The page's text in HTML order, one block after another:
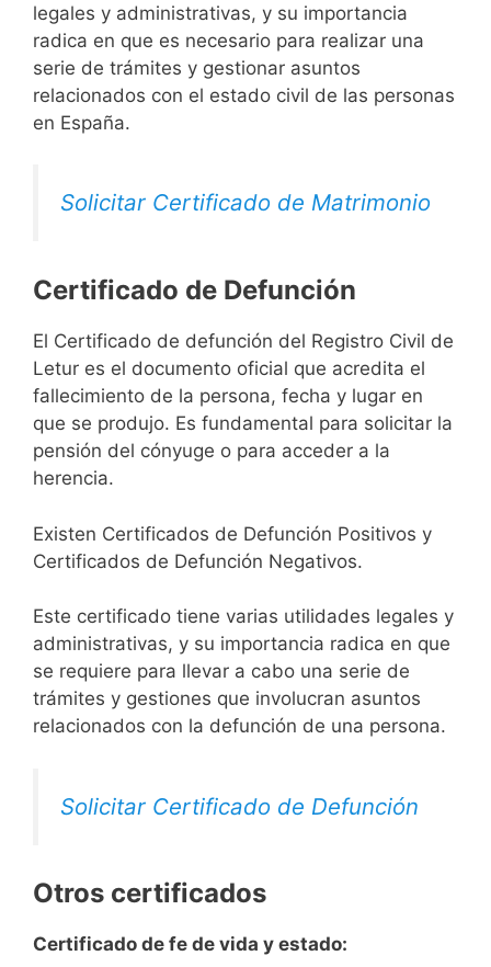
legales y administrativas, y su importancia
radica en que es necesario para realizar una
serie de trámites y gestionar asuntos
relacionados con el estado civil de las personas
en España.
Solicitar Certificado de Matrimonio
Certificado de Defunción
El Certificado de defunción del Registro Civil de
Letur es el documento oficial que acredita el
fallecimiento de la persona, fecha y lugar en
que se produjo. Es fundamental para solicitar la
pensión del cónyuge o para acceder a la
herencia.
Existen Certificados de Defunción Positivos y
Certificados de Defunción Negativos.
Este certificado tiene varias utilidades legales y
administrativas, y su importancia radica en que
se requiere para llevar a cabo una serie de
trámites y gestiones que involucran asuntos
relacionados con la defunción de una persona.
Solicitar Certificado de Defunción
Otros certificados
Certificado de fe de vida y estado: